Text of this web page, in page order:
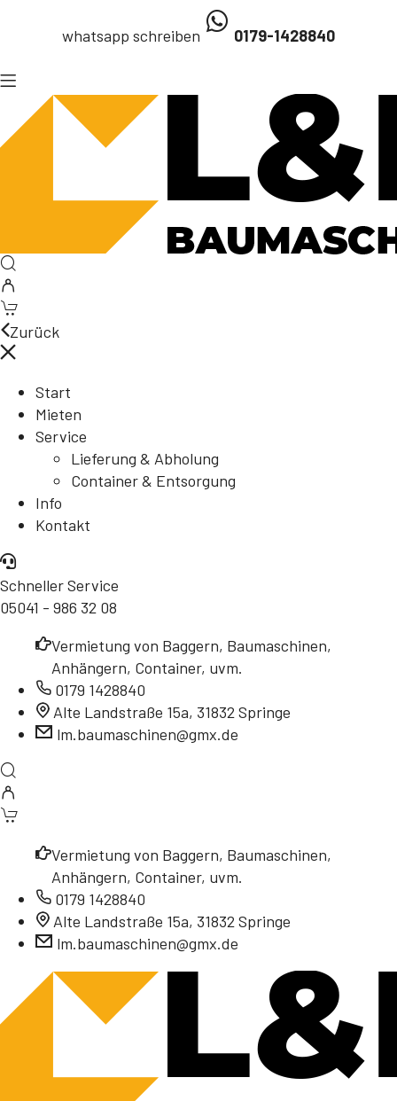
whatsapp schreiben 0179-1428840
Zurück
Start
Mieten
Service
Lieferung & Abholung
Container & Entsorgung
Info
Kontakt
Schneller Service
05041 - 986 32 08
Vermietung von Baggern, Baumaschinen,
Anhängern, Container, uvm.
0179 1428840
Alte Landstraße 15a, 31832 Springe
lm.baumaschinen@gmx.de
Vermietung von Baggern, Baumaschinen,
Anhängern, Container, uvm.
0179 1428840
Alte Landstraße 15a, 31832 Springe
lm.baumaschinen@gmx.de